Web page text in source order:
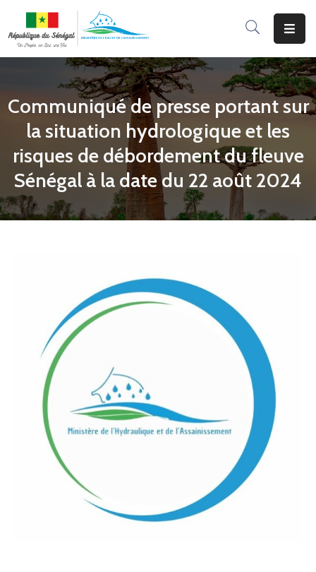
Ministère
&
Projets
Services
Documentation
AMCOW
Communiqué de presse portant sur
la situation hydrologique et les
risques de débordement du fleuve
Sénégal à la date du 22 août 2024